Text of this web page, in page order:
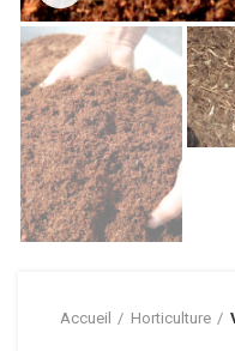
Accueil Horticulture